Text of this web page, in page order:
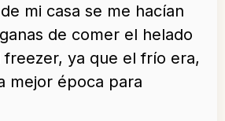
mi casa se me hacían
de comer el helado
ya que el frío era,
mejor época para